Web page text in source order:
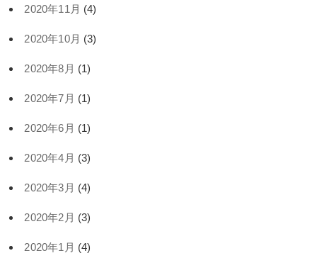
2020年11月 (4)
2020年10月 (3)
2020年8月 (1)
2020年7月 (1)
2020年6月 (1)
2020年4月 (3)
2020年3月 (4)
2020年2月 (3)
2020年1月 (4)